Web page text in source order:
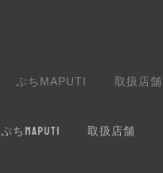
ぷちMAPUTI 取扱店舗
ぷちMAPUTI 取扱店舗